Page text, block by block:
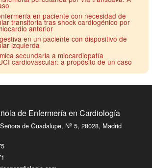
en paciente con necesidad de
transitoria tras shock cardiogénico por
anterior
en un paciente con dispositivo de
izquierda
secundaria a miocardiopatía
cardiovascular: a propósito de un caso
de Enfermería en Cardiología
de Guadalupe, Nº 5, 28028, Madrid